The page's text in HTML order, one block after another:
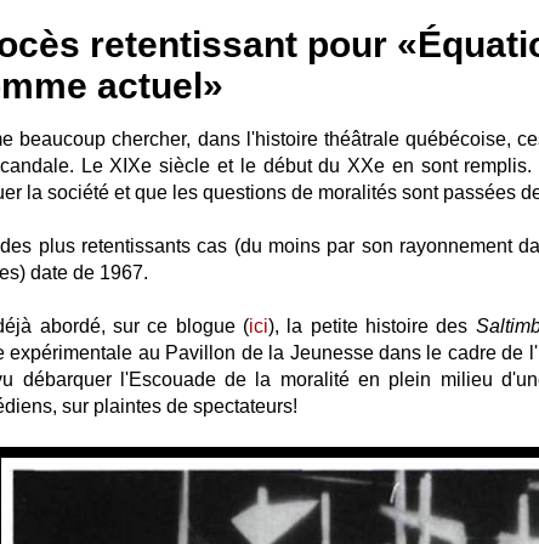
retentissant pour
actuel»
beaucoup chercher, dans l'histoire théâtrale québécoise,
Le XIXe siècle et le début du XXe en sont
la société et que les questions de moralités sont passées
plus retentissants cas (du moins par son rayonnement
date de 1967.
abordé, sur ce blogue (ici), la petite histoire des
expérimentale au Pavillon de la Jeunesse dans le cadre de
débarquer l'Escouade de la moralité en plein milieu
sur plaintes de spectateurs!